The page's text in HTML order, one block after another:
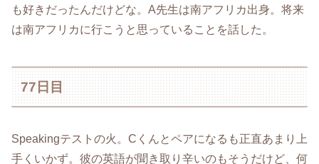
も好きだったんだけどな。A先生は南アフリカ出身。将来
は南アフリカに行こうと思っていることを話した。
77日目
Speakingテストの火。Cくんとペアになるも正直あまり上
手くいかず。彼の英語が聞き取り辛いのもそうだけど、何